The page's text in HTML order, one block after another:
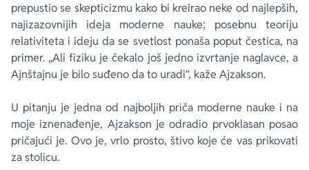
prepustio se skepticizmu kako bi kreirao neke od najlepših,
najizazovnijih ideja moderne nauke; posebnu teoriju
relativiteta i ideju da se svetlost ponaša poput čestica, na
primer. „Ali fiziku je čekalo još jedno izvrtanje naglavce, a
Ajnštajnu je bilo suđeno da to uradi“, kaže Ajzakson.
U pitanju je jedna od najboljih priča moderne nauke i na
moje iznenađenje, Ajzakson je odradio prvoklasan posao
pričajući je. Ovo je, vrlo prosto, štivo koje će vas prikovati
za stolicu.